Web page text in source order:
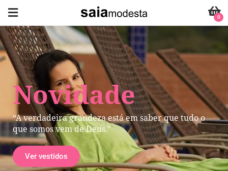
Novidade
“A verdadeira grandeza está em saber que tudo o
que somos vem de Deus."
Ver vestidos
0